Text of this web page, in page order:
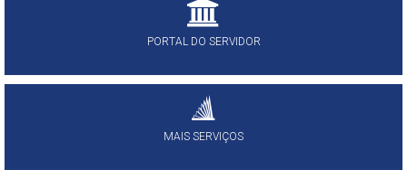
PORTAL DO SERVIDOR
MAIS SERVIÇOS